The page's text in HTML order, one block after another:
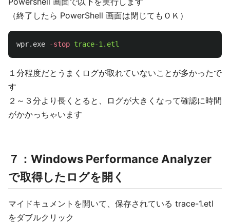
（終了したら PowerShell 画面は閉じてもＯＫ）
wpr.exe -stop trace-1.etl
１分程度だとうまくログが取れていないことが多かったで
す
２～３分より長くとると、ログが大きくなって確認に時間
がかかっちゃいます
７：Windows Performance Analyzer
で取得したログを開く
マイドキュメントを開いて、保存されている trace-1.etl
をダブルクリック